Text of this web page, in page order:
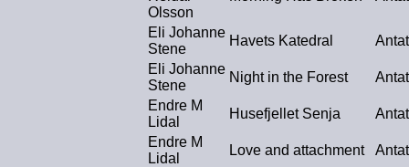
Olsson
Eli Johanne
Stene
Havets Katedral
Eli Johanne
Stene
Night in the Forest
Endre M
Lidal
Husefjellet Senja
Endre M
Lidal
Love and attachment